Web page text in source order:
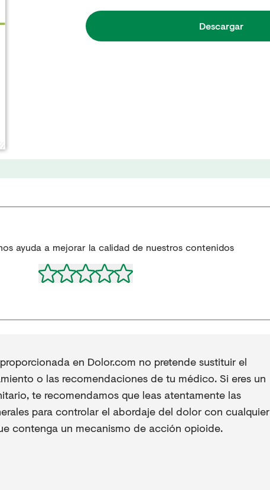
Descargar
ayuda a mejorar la calidad de nuestros contenidos
en Dolor.com no pretende sustituir el
o las recomendaciones de tu médico. Si eres un
te recomendamos que leas atentamente las
para controlar el abordaje del dolor con cualquier
contenga un mecanismo de acción opioide.